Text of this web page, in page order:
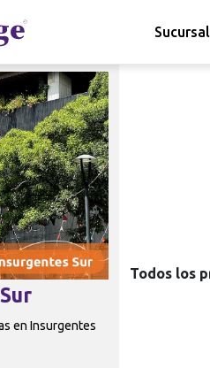
en Insurgentes
Todos los